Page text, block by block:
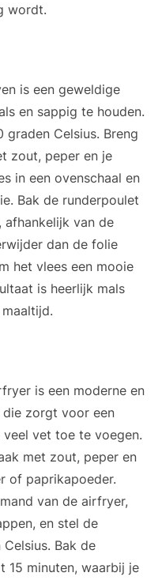
wordt.
is een geweldige
en sappig te houden.
Celsius. Breng
zout, peper en je
in een ovenschaal en
Bak de runderpoulet
van de
dan de folie
het vlees een mooie
is heerlijk mals
is een moderne en
die zorgt voor een
vet toe te voegen.
met zout, peper en
of paprikapoeder.
van de airfryer,
en stel de
Bak de
15 minuten, waarbij je